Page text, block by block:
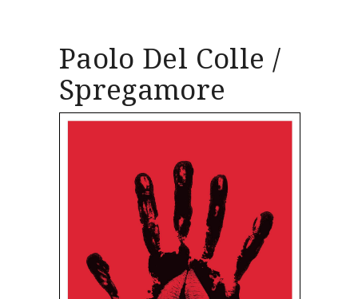
Paolo Del Colle /
Spregamore